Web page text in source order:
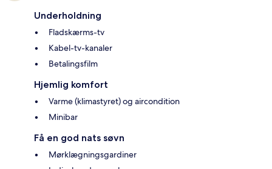
Underholdning
Fladskærms-tv
Kabel-tv-kanaler
Betalingsfilm
Hjemlig komfort
Varme (klimastyret) og aircondition
Minibar
Få en god nats søvn
Mørklægningsgardiner